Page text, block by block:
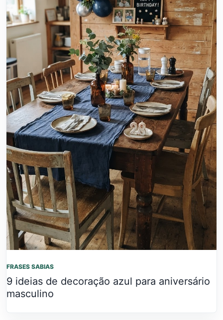
FRASES SABIAS
9 ideias de decoração azul para aniversário
masculino